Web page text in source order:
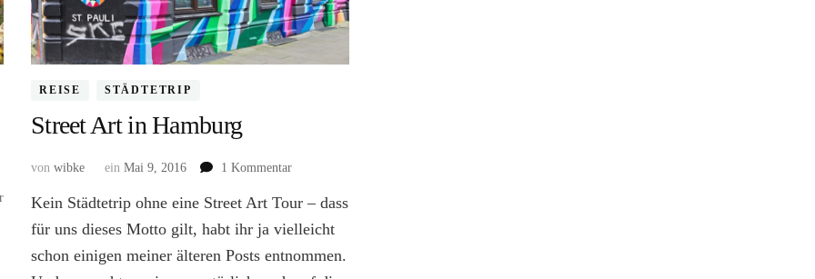
zu
Gallery
REISE STÄDTETRIP
Street Art in Hamburg
von wibke ein Mai 9, 2016 1 Kommentarzu
Art
in
Kein Städtetrip ohne eine Street Art Tour – dass
für uns dieses Motto gilt, habt ihr ja vielleicht
schon einigen meiner älteren Posts entnommen.